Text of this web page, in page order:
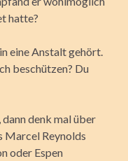
hatte?
eine Anstalt gehört.
beschützen? Du
denk mal über
Marcel Reynolds
oder Espen